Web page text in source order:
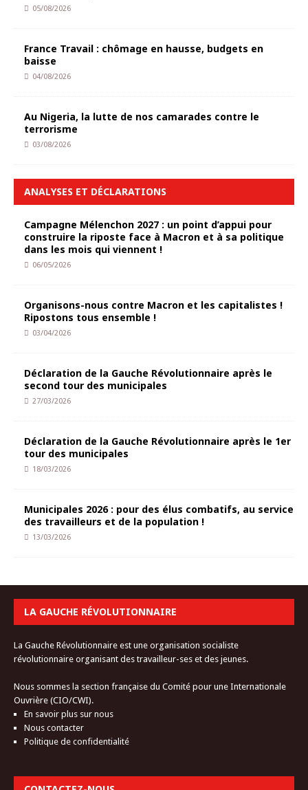
05/08/2026
France Travail : chômage en hausse, budgets en
baisse
04/08/2026
Au Nigeria, la lutte de nos camarades contre le
terrorisme
03/08/2026
ANALYSES ET DÉCLARATIONS
Campagne Mélenchon 2027 : un point d’appui pour
construire la riposte face à Macron et à sa politique
dans les mois qui viennent !
06/05/2026
Organisons-nous contre Macron et les capitalistes !
Ripostons tous ensemble !
03/04/2026
Déclaration de la Gauche Révolutionnaire après le
second tour des municipales
27/03/2026
Déclaration de la Gauche Révolutionnaire après le 1er
tour des municipales
18/03/2026
Municipales 2026 : pour des élus combatifs, au service
des travailleurs et de la population !
13/03/2026
LA GAUCHE RÉVOLUTIONNAIRE
La Gauche Révolutionnaire est une organisation socialiste
révolutionnaire organisant des travailleur-ses et des jeunes.
Nous sommes la section française du Comité pour une Internationale
Ouvrière (CIO/CWI).
En savoir plus sur nous
Nous contacter
Politique de confidentialité